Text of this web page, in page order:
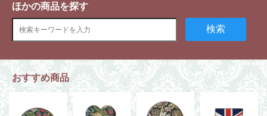
ほかの商品を探す
検索
おすすめ商品